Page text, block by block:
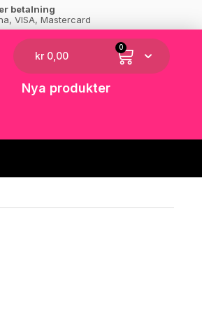
betalning
VISA, Mastercard
kr0,00
0
Nya produkter